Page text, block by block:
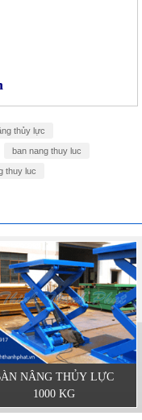
thủy lực
ban nang thuy luc
thuy luc
NÂNG THỦY LỰC
1000 KG